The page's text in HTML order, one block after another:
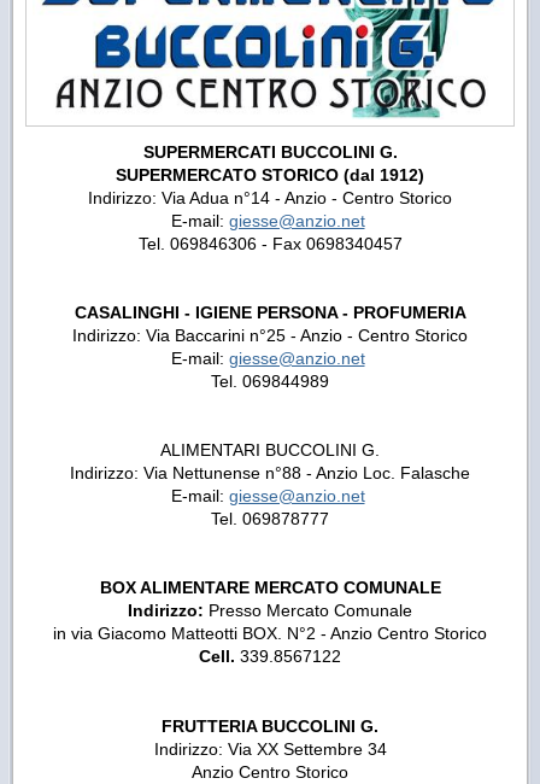
SUPERMERCATI BUCCOLINI G.
SUPERMERCATO STORICO (dal 1912)
Indirizzo: Via Adua n°14 - Anzio - Centro Storico
E-mail: giesse@anzio.net
Tel. 069846306 - Fax 0698340457
CASALINGHI - IGIENE PERSONA - PROFUMERIA
Indirizzo: Via Baccarini n°25 - Anzio - Centro Storico
E-mail: giesse@anzio.net
Tel. 069844989
ALIMENTARI BUCCOLINI G.
Indirizzo: Via Nettunense n°88 - Anzio Loc. Falasche
E-mail: giesse@anzio.net
Tel. 069878777
BOX ALIMENTARE MERCATO COMUNALE
Indirizzo: Presso Mercato Comunale
in via Giacomo Matteotti BOX. N°2 - Anzio Centro Storico
Cell. 339.8567122
FRUTTERIA BUCCOLINI G.
Indirizzo: Via XX Settembre 34
Anzio Centro Storico